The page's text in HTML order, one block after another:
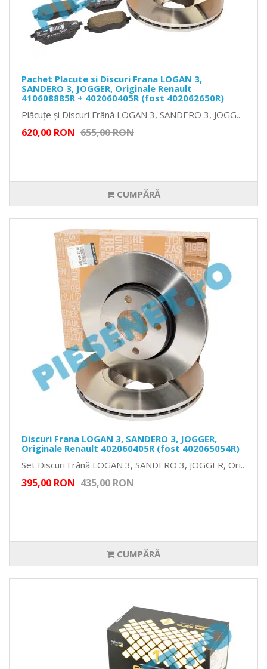
Pachet Placute si Discuri Frana LOGAN 3,
SANDERO 3, JOGGER, Originale Renault
410608885R + 402060405R (fost 402062650R)
Plăcuțe și Discuri Frână LOGAN 3, SANDERO 3, JOGG..
620,00 RON 655,00 RON
CUMPĂRĂ
Discuri Frana LOGAN 3, SANDERO 3, JOGGER,
Originale Renault 402060405R (fost 402065054R)
Set Discuri Frână LOGAN 3, SANDERO 3, JOGGER, Ori..
395,00 RON 435,00 RON
CUMPĂRĂ